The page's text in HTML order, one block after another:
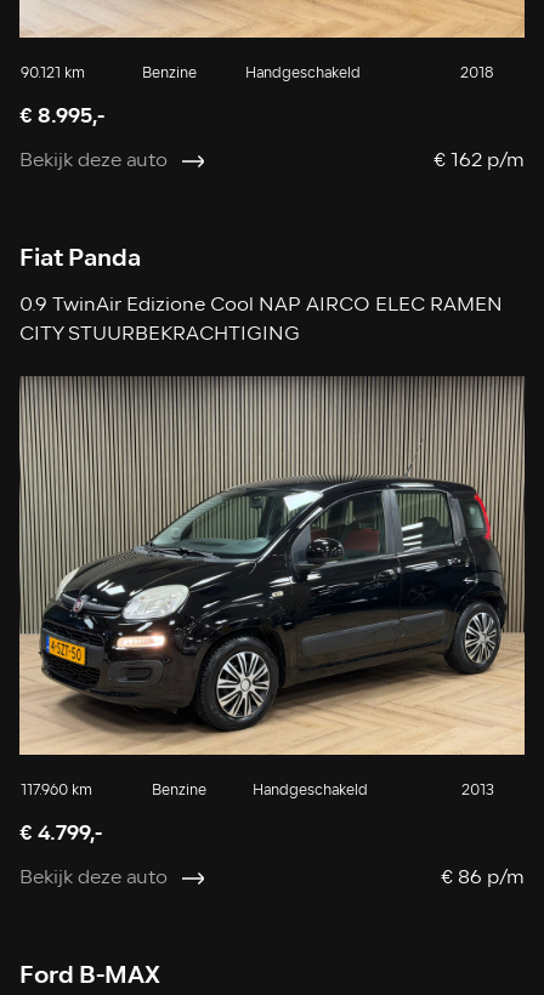
90.121 km Benzine Handgeschakeld 2018
€ 8.995,-
Bekijk deze auto € 162 p/m
Fiat Panda
0.9 TwinAir Edizione Cool NAP AIRCO ELEC RAMEN
CITY STUURBEKRACHTIGING
117.960 km Benzine Handgeschakeld 2013
€ 4.799,-
Bekijk deze auto € 86 p/m
Ford B-MAX